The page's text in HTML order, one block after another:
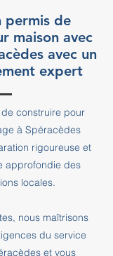
permis de
maison avec
avec un
expert
construire pour
à Spéracèdes
rigoureuse et
approfondie des
locales.
nous maîtrisons
du service
et vous